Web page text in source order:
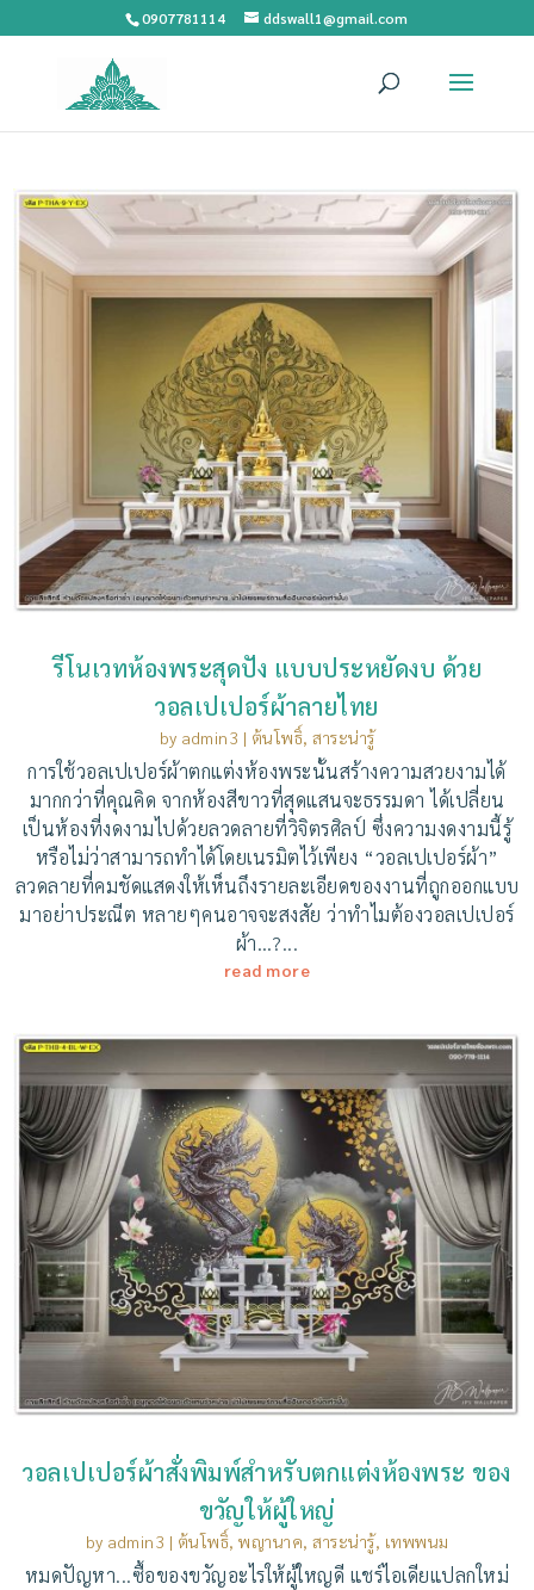
0907781114 ddswall1@gmail.com
รีโนเวทห้องพระสุดปัง แบบประหยัดงบ ด้วย
วอลเปเปอร์ผ้าลายไทย
by admin3 | ต้นโพธิ์, สาระน่ารู้
การใช้วอลเปเปอร์ผ้าตกแต่งห้องพระนั้นสร้างความสวยงามได้
มากกว่าที่คุณคิด จากห้องสีขาวที่สุดแสนจะธรรมดา ได้เปลี่ยน
เป็นห้องที่งดงามไปด้วยลวดลายที่วิจิตรศิลป์ ซึ่งความงดงามนี้รู้
หรือไม่ว่าสามารถทำได้โดยเนรมิตไว้เพียง “วอลเปเปอร์ผ้า”
ลวดลายที่คมชัดแสดงให้เห็นถึงรายละเอียดของงานที่ถูกออกแบบ
มาอย่าประณีต หลายๆคนอาจจะสงสัย ว่าทำไมต้องวอลเปเปอร์
ผ้า…?...
read more
วอลเปเปอร์ผ้าสั่งพิมพ์สำหรับตกแต่งห้องพระ ของ
ขวัญให้ผู้ใหญ่
by admin3 | ต้นโพธิ์, พญานาค, สาระน่ารู้, เทพพนม
หมดปัญหา...ซื้อของขวัญอะไรให้ผู้ใหญดี แชร์ไอเดียแปลกใหม่